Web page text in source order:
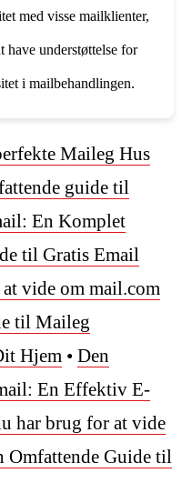
med visse mailklienter,
have understøttelse for
i mailbehandlingen.
Maileg Hus
guide til
En Komplet
til Gratis Email
vide om mail.com
til Maileg
Hjem • Den
En Effektiv E-
har brug for at vide
Guide til